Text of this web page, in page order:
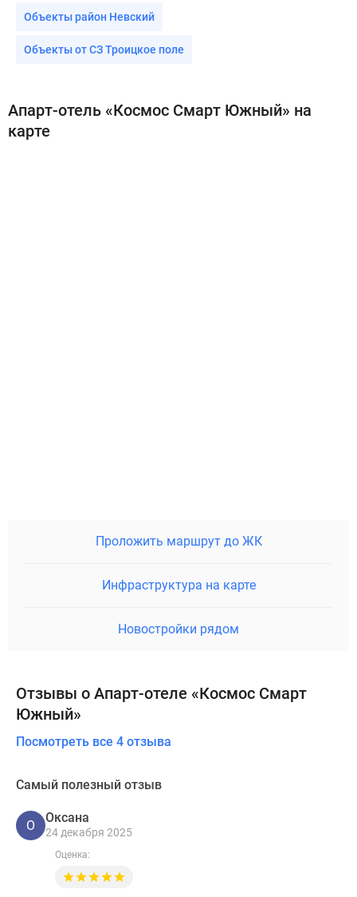
Объекты район Невский
Объекты от СЗ Троицкое поле
Апарт-отель «Космос Смарт Южный» на
карте
Проложить маршрут до ЖК
Инфраструктура на карте
Новостройки рядом
Отзывы о Апарт-отеле «Космос Смарт
Южный»
Посмотреть все 4 отзыва
Самый полезный отзыв
О
Оксана
24 декабря 2025
Оценка: